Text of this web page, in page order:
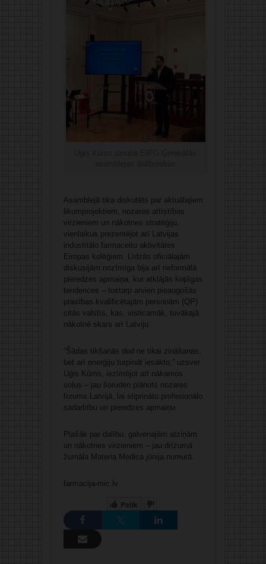
Asamblejā tika diskutēts par aktuālajiem
likumprojektiem, nozares attīstības
virzieniem un nākotnes stratēģiju,
vienlaikus prezentējot arī Latvijas
industriālo farmaceitu aktivitātes
Eiropas kolēģiem. Līdzās oficiālajām
diskusijām nozīmīga bija arī neformālā
pieredzes apmaiņa, kur atklājās kopīgas
tendences – tostarp arvien pieaugošās
prasības kvalificētajām personām (QP)
citās valstīs, kas, visticamāk, tuvākajā
nākotnē skars arī Latviju.
“Šādas tikšanās dod ne tikai zināšanas,
bet arī enerģiju turpināt iesākto,” uzsver
Uģis Kūms, iezīmējot arī nākamos
soļus – jau šoruden plānots nozares
forums Latvijā, lai stiprinātu profesionālo
sadarbību un pieredzes apmaiņu.
Plašāk par dalību, galvenajām atziņām
un nākotnes virzieniem – jau drīzumā
žurnāla Materia Medica jūnija numurā.
farmacija-mic.lv
Patīk